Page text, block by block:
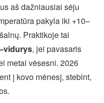
aš dažniausiai sėju
pakyla iki +10–
Praktikoje tai
, jei pavasaris
metai vėsesni. 2026
į kovo mėnesį, stebint,